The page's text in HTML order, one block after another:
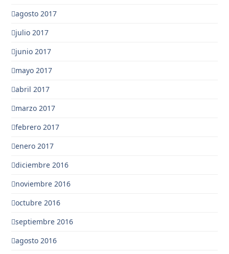
agosto 2017
julio 2017
junio 2017
mayo 2017
abril 2017
marzo 2017
febrero 2017
enero 2017
diciembre 2016
noviembre 2016
octubre 2016
septiembre 2016
agosto 2016